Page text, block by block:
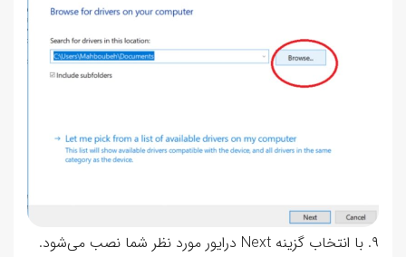
۹. با انتخاب گزینه Next درایور مورد نظر شما نصب می‌شود.